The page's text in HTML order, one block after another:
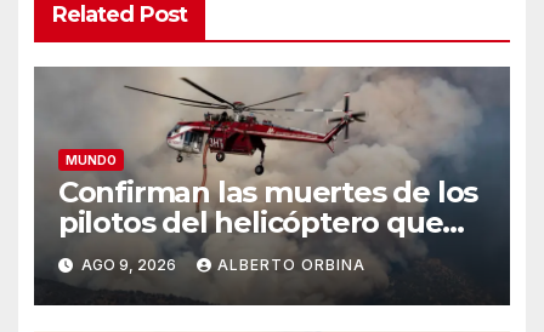
Related Post
MUNDO
Confirman las muertes de los
pilotos del helicóptero que
quedó atrapado en medio del
incendio forestal, tras
estrellarse en Utah
AGO 9, 2026 ALBERTO ORBINA